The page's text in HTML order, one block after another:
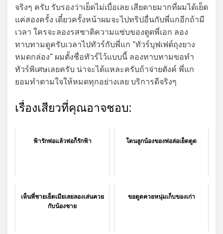
จริงๆ ครับ รับรองว่าเย็ดไม่เบื่อเลย เสียดายมากที่ผมได้เย็ด
แค่สองครั้ง เดี๋ยวครั้งหน้าผมจะไปทริปอื่นกับพี่แกอีกถ้ามี
เวลา ใครจะลองรสชาติความแซ่บของตูดพี่เอก ลอง
ทาบทามดูครับเวลาไปทัวร์กับพี่แก “ทัวร์บุฟเฟต์ถุงยาง
หมดกล่อง” ผมตั้งชื่อทัวร์ไว้แบบนี้ ลองทาบทามขอทำ
ทัวร์พิเศษเลยครับ น่าจะได้แหละครับถ้าจ่ายตังค์ พี่แก
ยอมทำตามใจให้หมดทุกอย่างเลย บริการดีจริงๆ
เรื่องเสียวที่คุณอาจชอบ:
ฟ้ารักพ่อแล้วพ่อก็รักฟ้า โดนลูกน้องของพ่อล่อเย็ดตูด
เห็นพี่ชายเย็ดเมียเลยลองเล่นควย
กับน้องชาย
ขอดูดควยหนุ่มเก็บของเก่า